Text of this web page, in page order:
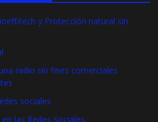
y Protección natural sin
radio sin fines comerciales
sociales
las Redes Sociales